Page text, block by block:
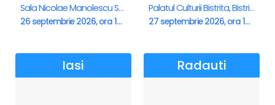
Sala Nicolae Manolescu Strunga (Sala de festivitati a Primariei Roman), Roman
26 septembrie 2026, ora 19:00
Palatul Culturii Bistrita, Bistrita
27 septembrie 2026, ora 19:00
Iasi Radauti